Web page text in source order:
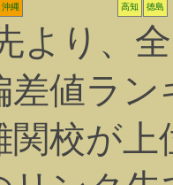
沖縄 高知 徳島
より、
差値ラ
関校が